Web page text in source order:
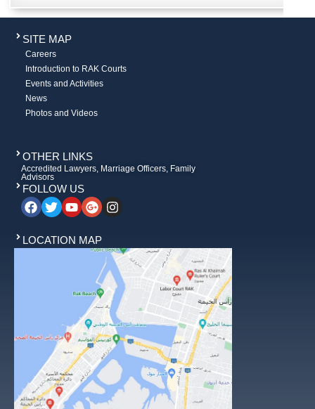
SITE MAP
Careers
Introduction to RAK Courts
Events and Activities
News
Photos and Videos
OTHER LINKS
Accredited Lawyers, Marriage Officers, Family
Advisors
FOLLOW US
LOCATION MAP